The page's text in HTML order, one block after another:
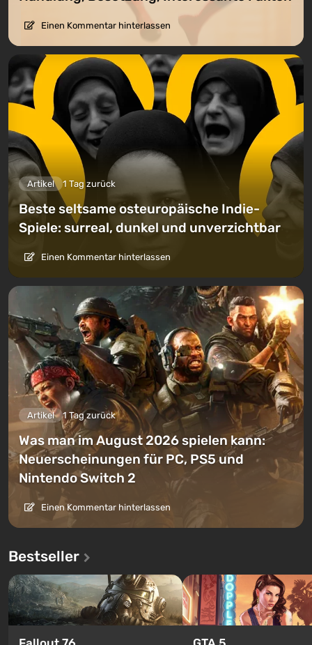
Einen Kommentar hinterlassen
Artikel 1 Tag zurück
Beste seltsame osteuropäische Indie-
Spiele: surreal, dunkel und unverzichtbar
Einen Kommentar hinterlassen
Artikel 1 Tag zurück
Was man im August 2026 spielen kann:
Neuerscheinungen für PC, PS5 und
Nintendo Switch 2
Einen Kommentar hinterlassen
Bestseller